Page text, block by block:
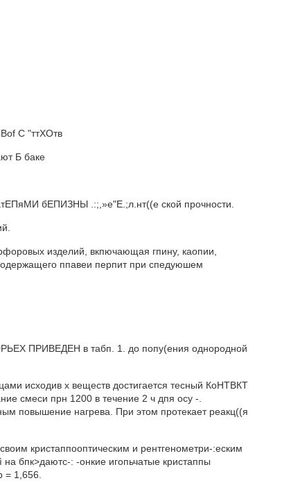
С "ттХОтв
Б баке
бЕПИЗНЫ .:;,»e"Е.;л.нт((е ской прочности.
изделий, вкпючающая гпину, каопии,
ппавеи перпит при спедуюшем
ПРИВЕДЕН в табп. 1. до попу(ения однородной
исходив х веществ достигается тесный КоНТВКТ
смеси прн 1200 в течение 2 ч дпя осу -.
повышение нагрева. При этом протекает реакц((я
кристаппооптическим и рентгенометри-:еским
бпк>даютс-: -онкие игопьчатые кристаппы
1,656.